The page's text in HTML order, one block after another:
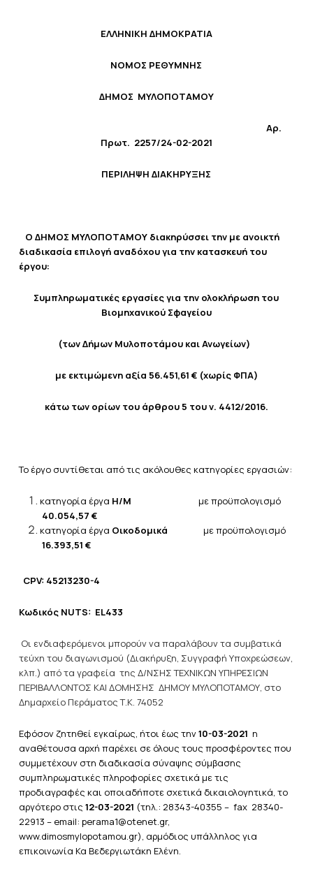
ΕΛΛΗΝΙΚΗ ΔΗΜΟΚΡΑΤΙΑ
ΝΟΜΟΣ ΡΕΘΥΜΝΗΣ
ΔΗΜΟΣ ΜΥΛΟΠΟΤΑΜΟΥ
Αρ.
Πρωτ. 2257/24-02-2021
ΠΕΡΙΛΗΨΗ ΔΙΑΚΗΡΥΞΗΣ
Ο ΔΗΜΟΣ ΜΥΛΟΠΟΤΑΜΟΥ διακηρύσσει την με ανοικτή
διαδικασία επιλογή αναδόχου για την κατασκευή του
έργου:
Συμπληρωματικές εργασίες για την ολοκλήρωση του
Βιομηχανικού Σφαγείου
(των Δήμων Μυλοποτάμου και Ανωγείων)
με εκτιμώμενη αξία 56.451,61 €(χωρίς ΦΠΑ)
κάτω των ορίων του άρθρου 5 του ν. 4412/2016.
Το έργο συντίθεται από τις ακόλουθες κατηγορίες εργασιών:
κατηγορία έργα Η/Μ
με προϋπολογισμό
40.054,57 €
κατηγορία έργα Οικοδομικά
με προϋπολογισμό
16.393,51 €
CPV: 45213230-4
Κωδικός NUTS: EL433
Οι ενδιαφερόμενοι μπορούν να παραλάβουν τα συμβατικά
τεύχη του διαγωνισμού (Διακήρυξη, Συγγραφή Υποχρεώσεων,
κλπ.) από τα γραφεία της Δ/ΝΣΗΣ ΤΕΧΝΙΚΩΝ ΥΠΗΡΕΣΙΩΝ
ΠΕΡΙΒΑΛΛΟΝΤΟΣ ΚΑΙ ΔΟΜΗΣΗΣ ΔΗΜΟΥ ΜΥΛΟΠΟΤΑΜΟΥ, στο
Δημαρχείο Περάματος Τ.Κ. 74052
Εφόσον ζητηθεί εγκαίρως, ήτοι έως την10-03-2021 η
αναθέτουσα αρχή παρέχει σε όλους τους προσφέροντες που
συμμετέχουν στη διαδικασία σύναψης σύμβασης
συμπληρωματικές πληροφορίες σχετικά με τις
προδιαγραφές και οποιαδήποτε σχετικά δικαιολογητικά, το
αργότερο στις 12-03-2021 (τηλ.: 28343-40355 – fax 28340-
22913 – email: perama1@otenet.gr,
www.dimosmylopotamou.gr), αρμόδιος υπάλληλος για
επικοινωνία Κα Βεδεργιωτάκη Ελένη.